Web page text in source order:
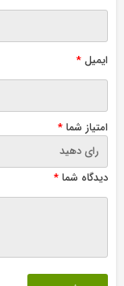
ایمیل*
امتیاز شما*
دیدگاه شما*